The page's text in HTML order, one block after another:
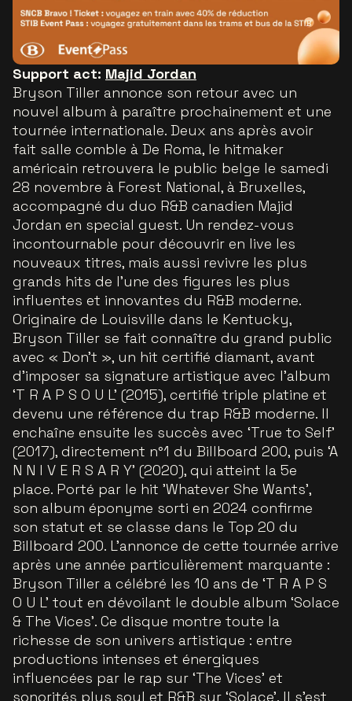
Support act: Majid Jordan
Bryson Tiller annonce son retour avec un
nouvel album à paraître prochainement et une
tournée internationale. Deux ans après avoir
fait salle comble à De Roma, le hitmaker
américain retrouvera le public belge le samedi
28 novembre à Forest National, à Bruxelles,
accompagné du duo R&B canadien Majid
Jordan en special guest. Un rendez-vous
incontournable pour découvrir en live les
nouveaux titres, mais aussi revivre les plus
grands hits de l’une des figures les plus
influentes et innovantes du R&B moderne.
Originaire de Louisville dans le Kentucky,
Bryson Tiller se fait connaître du grand public
avec « Don’t », un hit certifié diamant, avant
d’imposer sa signature artistique avec l’album
‘T R A P S O U L’ (2015), certifié triple platine et
devenu une référence du trap R&B moderne. Il
enchaîne ensuite les succès avec ‘True to Self’
(2017), directement n°1 du Billboard 200, puis ‘A
N N I V E R S A R Y’ (2020), qui atteint la 5e
place. Porté par le hit 'Whatever She Wants',
son album éponyme sorti en 2024 confirme
son statut et se classe dans le Top 20 du
Billboard 200. L’annonce de cette tournée arrive
après une année particulièrement marquante :
Bryson Tiller a célébré les 10 ans de ‘T R A P S
O U L’ tout en dévoilant le double album ‘Solace
& The Vices’. Ce disque montre toute la
richesse de son univers artistique : entre
productions intenses et énergiques
influencées par le rap sur ‘The Vices’ et
sonorités plus soul et R&B sur ‘Solace’. Il s’est